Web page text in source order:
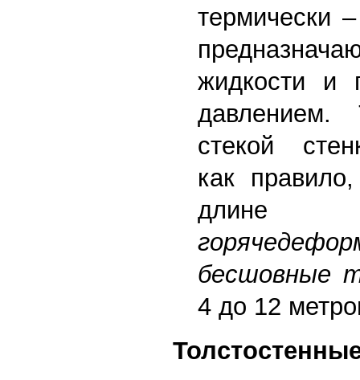
термически
жидкости и
стекой
как
бесшовные
4 до 12